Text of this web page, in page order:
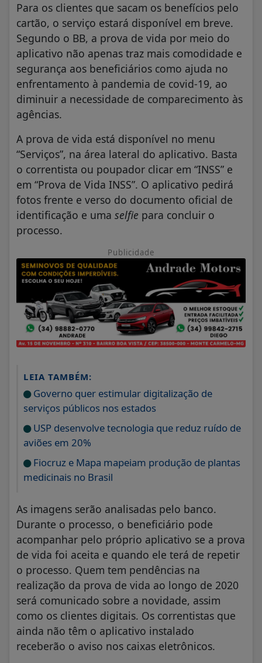
Para os clientes que sacam os benefícios pelo
cartão, o serviço estará disponível em breve.
Segundo o BB, a prova de vida por meio do
aplicativo não apenas traz mais comodidade e
segurança aos beneficiários como ajuda no
enfrentamento à pandemia de covid-19, ao
diminuir a necessidade de comparecimento às
agências.
A prova de vida está disponível no menu
“Serviços”, na área lateral do aplicativo. Basta
o correntista ou poupador clicar em “INSS” e
em “Prova de Vida INSS”. O aplicativo pedirá
fotos frente e verso do documento oficial de
identificação e uma selfie para concluir o
processo.
Publicidade
LEIA TAMBÉM:
Governo quer estimular digitalização de
serviços públicos nos estados
USP desenvolve tecnologia que reduz ruído de
aviões em 20%
Fiocruz e Mapa mapeiam produção de plantas
medicinais no Brasil
As imagens serão analisadas pelo banco.
Durante o processo, o beneficiário pode
acompanhar pelo próprio aplicativo se a prova
de vida foi aceita e quando ele terá de repetir
o processo. Quem tem pendências na
realização da prova de vida ao longo de 2020
será comunicado sobre a novidade, assim
como os clientes digitais. Os correntistas que
ainda não têm o aplicativo instalado
receberão o aviso nos caixas eletrônicos.